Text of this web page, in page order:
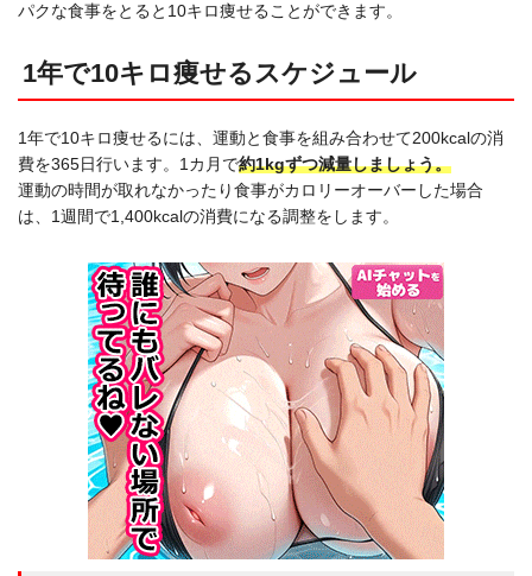
パクな食事をとると10キロ痩せることができます。
1年で10キロ痩せるスケジュール
1年で10キロ痩せるには、運動と食事を組み合わせて200kcalの消
費を365日行います。1カ月で約1kgずつ減量しましょう。
運動の時間が取れなかったり食事がカロリーオーバーした場合
は、1週間で1,400kcalの消費になる調整をします。